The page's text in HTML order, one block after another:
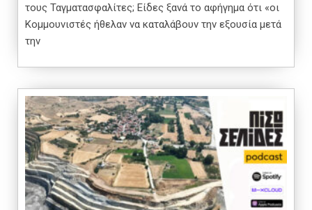
τους Ταγματασφαλίτες; Είδες ξανά το αφήγημα ότι «οι
Κομμουνιστές ήθελαν να καταλάβουν την εξουσία μετά
την